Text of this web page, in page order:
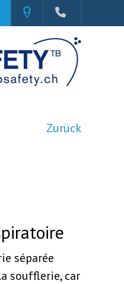
Zurück
séparée
soufflerie, car